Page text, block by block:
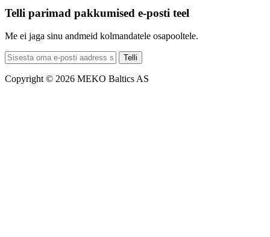
Telli parimad pakkumised e-posti teel
Me ei jaga sinu andmeid kolmandatele osapooltele.
Telli
Copyright © 2026 MEKO Baltics AS